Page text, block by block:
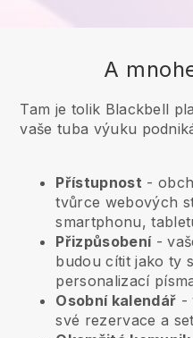
A
Tam je tolik Blackbell
vaše tuba výuku
Přístupnost -
tvůrce webových
smartphonu,
Přizpůsobení-
budou cítit jako ty
personalizací
Osobní kalendář -
své rezervace a